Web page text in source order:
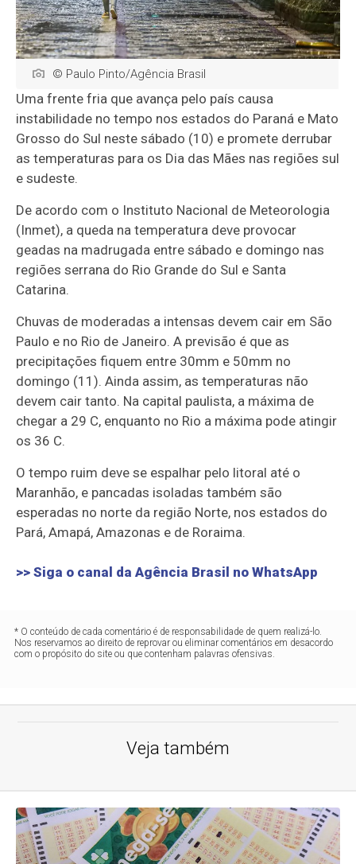
© Paulo Pinto/Agência Brasil
Uma frente fria que avança pelo país causa
instabilidade no tempo nos estados do Paraná e Mato
Grosso do Sul neste sábado (10) e promete derrubar
as temperaturas para os Dia das Mães nas regiões sul
e sudeste.
De acordo com o Instituto Nacional de Meteorologia
(Inmet), a queda na temperatura deve provocar
geadas na madrugada entre sábado e domingo nas
regiões serrana do Rio Grande do Sul e Santa
Catarina.
Chuvas de moderadas a intensas devem cair em São
Paulo e no Rio de Janeiro. A previsão é que as
precipitações fiquem entre 30mm e 50mm no
domingo (11). Ainda assim, as temperaturas não
devem cair tanto. Na capital paulista, a máxima de
chegar a 29 C, enquanto no Rio a máxima pode atingir
os 36 C.
O tempo ruim deve se espalhar pelo litoral até o
Maranhão, e pancadas isoladas também são
esperadas no norte da região Norte, nos estados do
Pará, Amapá, Amazonas e de Roraima.
>> Siga o canal daAgência Brasil no WhatsApp
* O conteúdo de cada comentário é de responsabilidade de quem realizá-lo.
Nos reservamos ao direito de reprovar ou eliminar comentários em desacordo
com o propósito do site ou que contenham palavras ofensivas.
Veja também